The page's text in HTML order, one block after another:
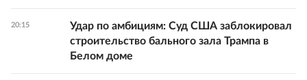
20:15
Удар по амбициям: Суд США заблокировал
строительство бального зала Трампа в
Белом доме